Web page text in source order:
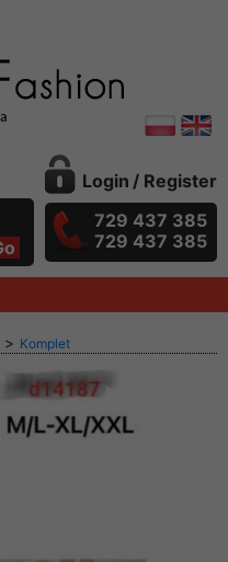
Login / Register
729 437 385
729 437 385
> Komplet